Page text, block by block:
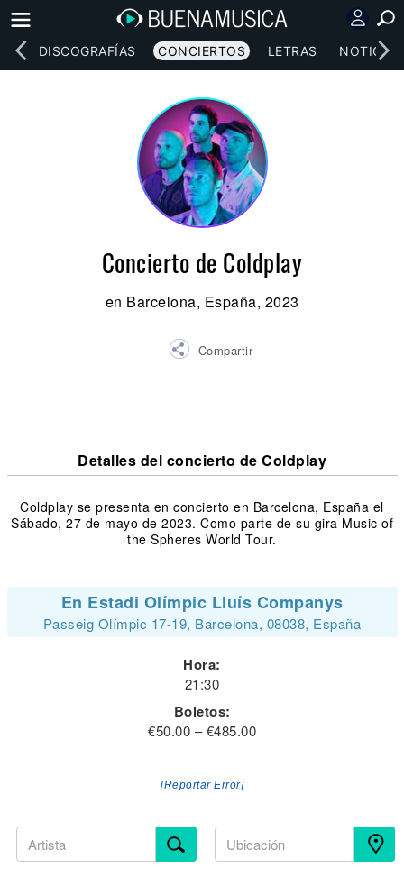
DISCOGRAFÍAS CONCIERTOS LETRAS NOTICIAS
Concierto de Coldplay
en Barcelona, España, 2023
Compartir
Detalles del concierto de Coldplay
Coldplay se presenta en concierto en Barcelona, España el
Sábado, 27 de mayo de 2023. Como parte de su gira Music of
the Spheres World Tour.
En Estadi Olímpic Lluís Companys
Passeig Olímpic 17-19, Barcelona, 08038, España
Hora:
21:30
Boletos:
€50.00 – €485.00
[Reportar Error]